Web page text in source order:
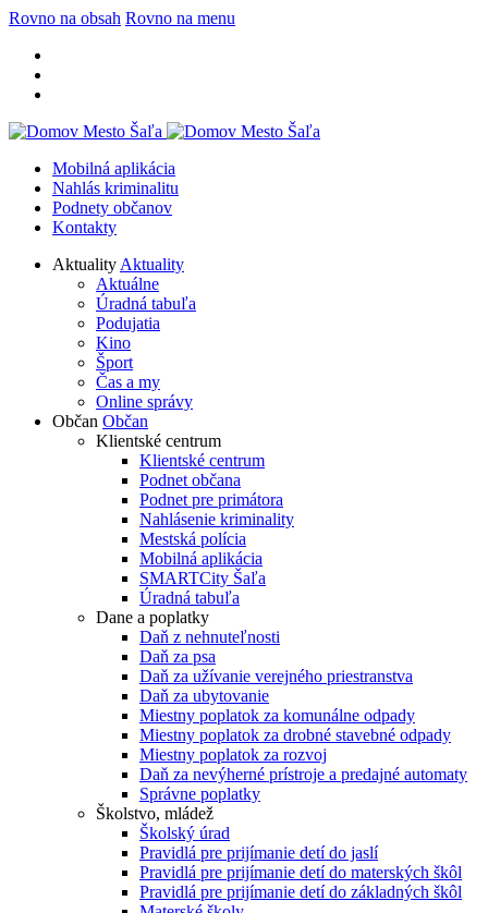
Rovno na obsah Rovno na menu
Mobilná aplikácia
Nahlás kriminalitu
Podnety občanov
Kontakty
Aktuality Aktuality
Aktuálne
Úradná tabuľa
Podujatia
Kino
Šport
Čas a my
Online správy
Občan Občan
Klientské centrum
Klientské centrum
Podnet občana
Podnet pre primátora
Nahlásenie kriminality
Mestská polícia
Mobilná aplikácia
SMARTCity Šaľa
Úradná tabuľa
Dane a poplatky
Daň z nehnuteľnosti
Daň za psa
Daň za užívanie verejného priestranstva
Daň za ubytovanie
Miestny poplatok za komunálne odpady
Miestny poplatok za drobné stavebné odpady
Miestny poplatok za rozvoj
Daň za nevýherné prístroje a predajné automaty
Správne poplatky
Školstvo, mládež
Školský úrad
Pravidlá pre prijímanie detí do jaslí
Pravidlá pre prijímanie detí do materských škôl
Pravidlá pre prijímanie detí do základných škôl